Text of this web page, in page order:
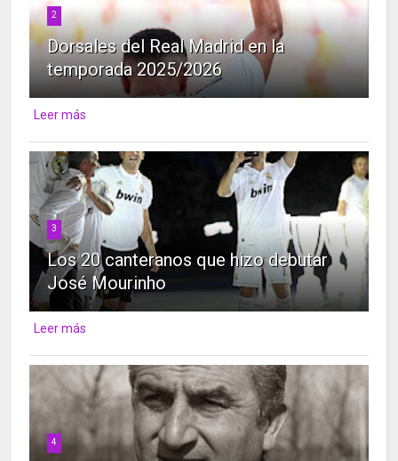
2
Dorsales del Real Madrid en la
temporada 2025/2026
Leer más
3
Los 20 canteranos que hizo debutar
José Mourinho
Leer más
4